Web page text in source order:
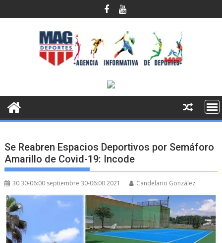
al
Se Reabren Espacios Deportivos por Semáforo
Amarillo de Covid-19: Incode
30 30-06:00 septiembre 30-06:00 2021 Candelario González